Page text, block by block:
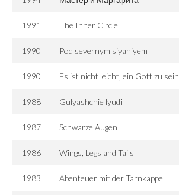
1991 The Inner Circle
1990 Pod severnym siyaniyem
1990 Es ist nicht leicht, ein Gott zu sein
1988 Gulyashchie lyudi
1987 Schwarze Augen
1986 Wings, Legs and Tails
1983 Abenteuer mit der Tarnkappe